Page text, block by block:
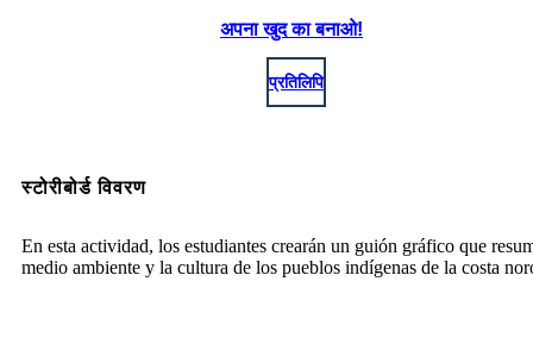
अपना खुद का बनाओ!
प्रतिलिपि
स्टोरीबोर्ड विवरण
En esta actividad, los estudiantes crearán un guión gráfico que
medio ambiente y la cultura de los pueblos indígenas de la costa